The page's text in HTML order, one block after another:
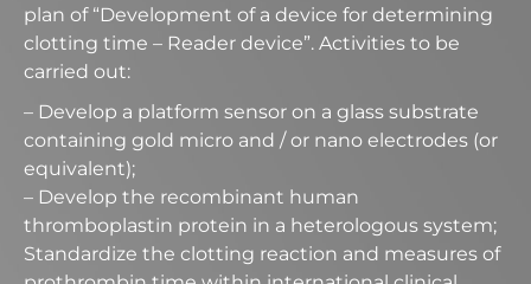
plan of “Development of a device for determining
clotting time – Reader device”. Activities to be
carried out:
– Develop a platform sensor on a glass substrate
containing gold micro and / or nano electrodes (or
equivalent);
– Develop the recombinant human
thromboplastin protein in a heterologous system;
Standardize the clotting reaction and measures of